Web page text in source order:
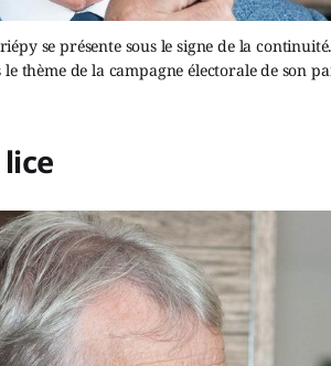
se présente sous le signe de la
thème de la campagne électorale de son